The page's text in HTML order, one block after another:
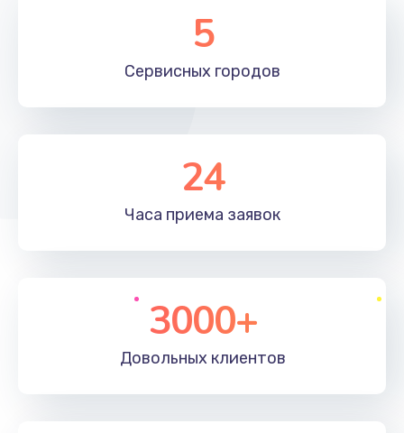
5
Сервисных городов
24
Часа приема заявок
3000+
Довольных клиентов